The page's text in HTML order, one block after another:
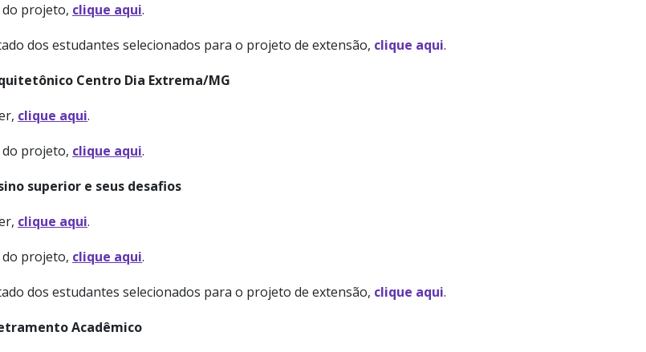
do projeto, clique aqui.
dos estudantes selecionados para o projeto de extensão, clique aqui.
Centro Dia Extrema/MG
clique aqui.
do projeto, clique aqui.
superior e seus desafios
clique aqui.
do projeto, clique aqui.
dos estudantes selecionados para o projeto de extensão, clique aqui.
Acadêmico